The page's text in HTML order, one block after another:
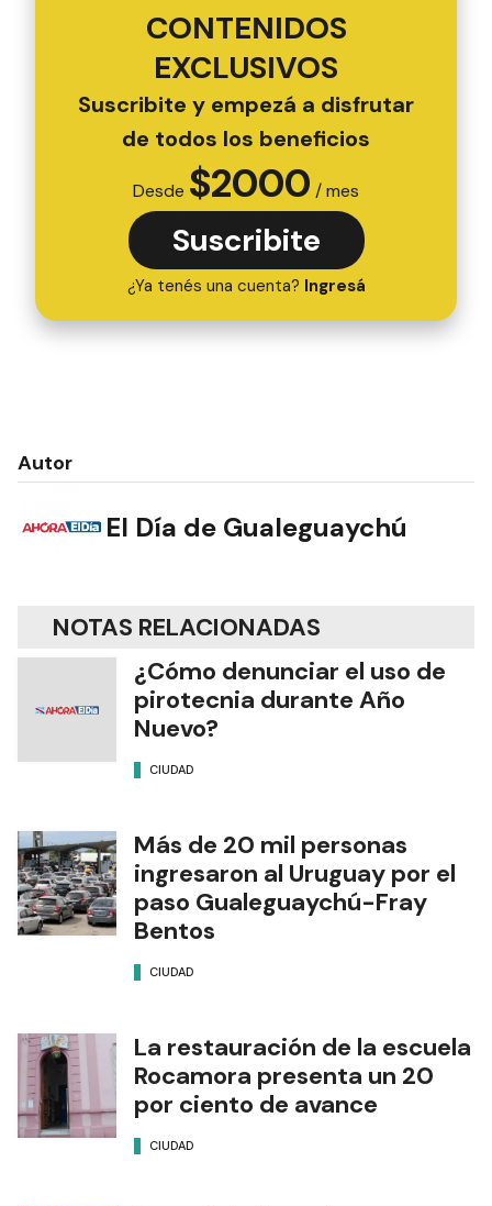
CONTENIDOS
EXCLUSIVOS
Suscribite y empezá a disfrutar
de todos los beneficios
Desde $2000 / mes
Suscribite
¿Ya tenés una cuenta? Ingresá
Autor
El Día de Gualeguaychú
NOTAS RELACIONADAS
¿Cómo denunciar el uso de
pirotecnia durante Año
Nuevo?
CIUDAD
Más de 20 mil personas
ingresaron al Uruguay por el
paso Gualeguaychú-Fray
Bentos
CIUDAD
La restauración de la escuela
Rocamora presenta un 20
por ciento de avance
CIUDAD